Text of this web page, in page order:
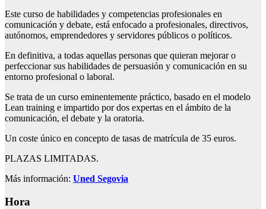
Este curso de habilidades y competencias profesionales en
comunicación y debate, está enfocado a profesionales, directivos,
autónomos, emprendedores y servidores públicos o políticos.
En definitiva, a todas aquellas personas que quieran mejorar o
perfeccionar sus habilidades de persuasión y comunicación en su
entorno profesional o laboral.
Se trata de un curso eminentemente práctico, basado en el modelo
Lean training e impartido por dos expertas en el ámbito de la
comunicación, el debate y la oratoria.
Un coste único en concepto de tasas de matrícula de 35 euros.
PLAZAS LIMITADAS.
Más información: Uned Segovia
Hora